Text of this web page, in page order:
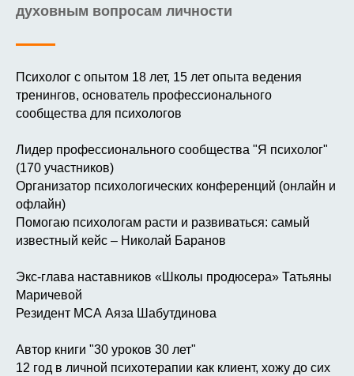
духовным вопросам личности
Психолог с опытом 18 лет, 15 лет опыта ведения
тренингов, основатель профессионального
сообщества для психологов
Лидер профессионального сообщества "Я психолог"
(170 участников)
Организатор психологических конференций (онлайн и
офлайн)
Помогаю психологам расти и развиваться: самый
известный кейс – Николай Баранов
Экс-глава наставников «Школы продюсера» Татьяны
Маричевой
Резидент МСА Аяза Шабутдинова
Автор книги "30 уроков 30 лет"
12 год в личной психотерапии как клиент, хожу до сих